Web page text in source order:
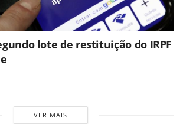
lote de restituição do IRPF
VER MAIS